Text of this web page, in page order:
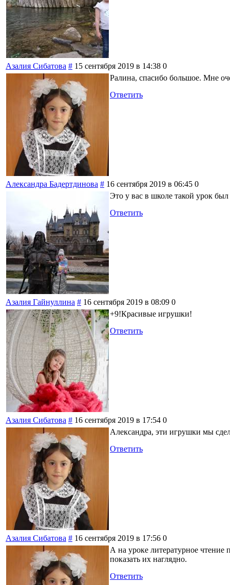
Азалия Сибатова # 15 сентября 2019 в 14:38 0
Ралина, спасибо большое. Мне
Ответить
Александра Бадертдинова # 16 сентября 2019 в 06:45 0
Это у вас в школе такой урок
Ответить
Азалия Гайнуллина # 16 сентября 2019 в 08:09 0
+9!Красивые игрушки!
Ответить
Азалия Сибатова # 16 сентября 2019 в 17:54 0
Александра, эти игрушки мы
Ответить
Азалия Сибатова # 16 сентября 2019 в 17:56 0
А на уроке литературное
показать их наглядно.
Ответить